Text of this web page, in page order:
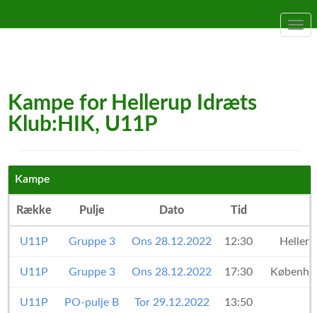
Kampe for Hellerup Idræts
Klub:HIK, U11P
Kampe
Række Pulje Dato Tid
U11P Gruppe 3 Ons 28.12.2022 12:30
U11P Gruppe 3 Ons 28.12.2022 17:30
U11P PO-pulje B Tor 29.12.2022 13:50